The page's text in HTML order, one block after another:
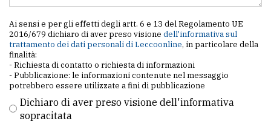
Ai sensi e per gli effetti degli artt. 6 e 13 del Regolamento UE
2016/679 dichiaro di aver preso visione dell'informativa sul
trattamento dei dati personali di Leccoonline, in particolare della
finalità:
- Richiesta di contatto o richiesta di informazioni
- Pubblicazione: le informazioni contenute nel messaggio
potrebbero essere utilizzate a fini di pubblicazione
Dichiaro di aver preso visione dell'informativa
sopracitata